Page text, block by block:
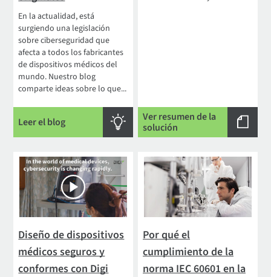
En la actualidad, está
surgiendo una legislación
sobre ciberseguridad que
afecta a todos los fabricantes
de dispositivos médicos del
mundo. Nuestro blog
comparte ideas sobre lo que...
Leer el blog
Ver resumen de la
solución
Diseño de dispositivos
médicos seguros y
conformes con Digi
Por qué el
cumplimiento de la
norma IEC 60601 en la